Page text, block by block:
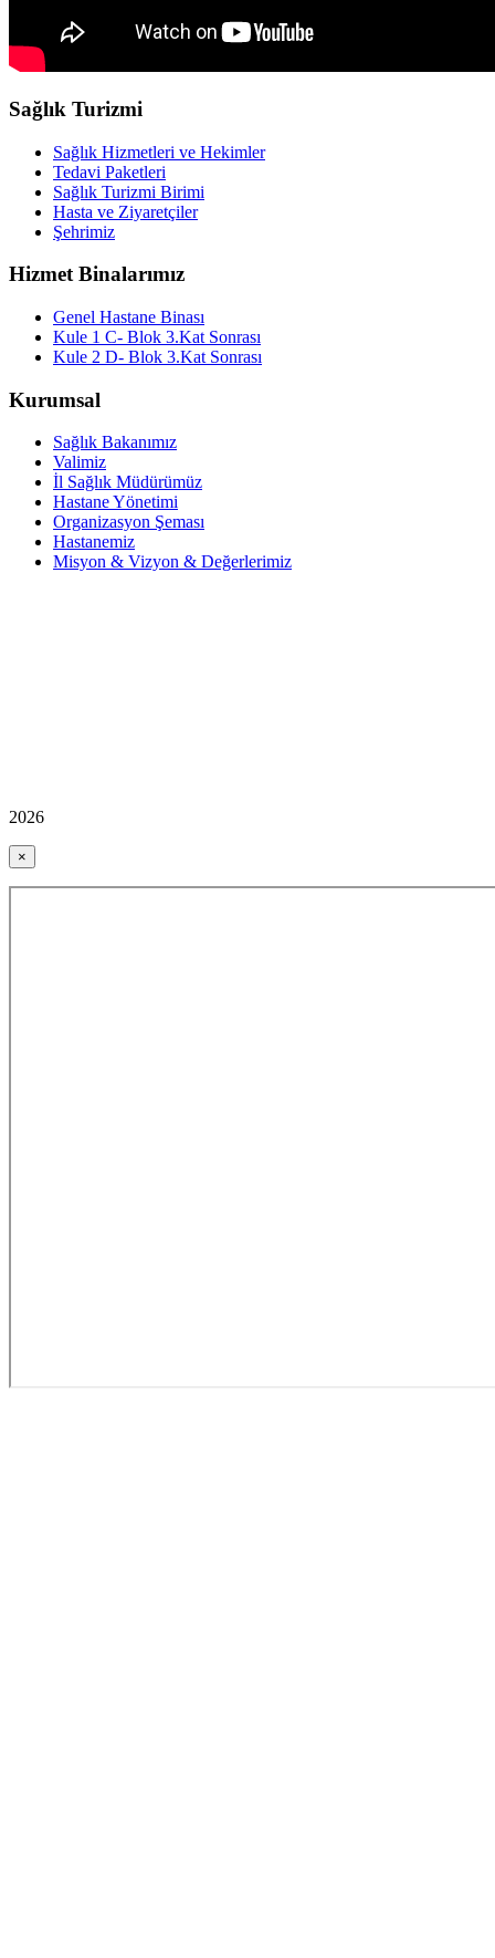
Sağlık Turizmi
Sağlık Hizmetleri ve Hekimler
Tedavi Paketleri
Sağlık Turizmi Birimi
Hasta ve Ziyaretçiler
Şehrimiz
Hizmet Binalarımız
Genel Hastane Binası
Kule 1 C- Blok 3.Kat Sonrası
Kule 2 D- Blok 3.Kat Sonrası
Kurumsal
Sağlık Bakanımız
Valimiz
İl Sağlık Müdürümüz
Hastane Yönetimi
Organizasyon Şeması
Hastanemiz
Misyon & Vizyon & Değerlerimiz
2026
×